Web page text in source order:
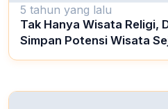
5 tahun yang lalu
Tak Hanya Wisata Religi,
Simpan Potensi Wisata